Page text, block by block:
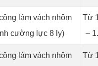
làm vách nhôm
cường lực 8 ly)
Từ
–
làm vách nhôm
Từ